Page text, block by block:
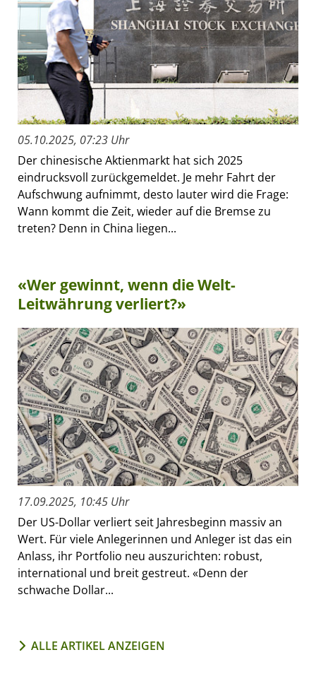
05.10.2025, 07:23 Uhr
Der chinesische Aktienmarkt hat sich 2025
eindrucksvoll zurückgemeldet. Je mehr Fahrt der
Aufschwung aufnimmt, desto lauter wird die Frage:
Wann kommt die Zeit, wieder auf die Bremse zu
treten? Denn in China liegen...
«Wer gewinnt, wenn die Welt-
Leitwährung verliert?»
17.09.2025, 10:45 Uhr
Der US-Dollar verliert seit Jahresbeginn massiv an
Wert. Für viele Anlegerinnen und Anleger ist das ein
Anlass, ihr Portfolio neu auszurichten: robust,
international und breit gestreut. «Denn der
schwache Dollar...
ALLE ARTIKEL ANZEIGEN